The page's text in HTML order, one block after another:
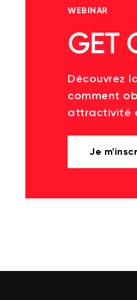
WEBINAR
GET
Découvrez
comment
attractivité
Je